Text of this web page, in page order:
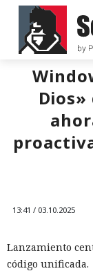
13:41 / 03.10.2025
Lanzamiento
código unificada.